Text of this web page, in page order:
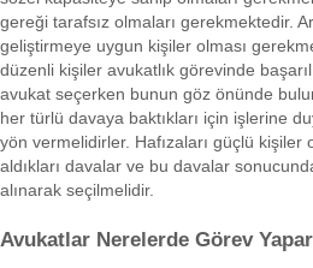
gereği tarafsız olmaları gerekmektedir.
geliştirmeye uygun kişiler olması
düzenli kişiler avukatlık görevinde
avukat seçerken bunun göz önünde
her türlü davaya baktıkları için işlerine
yön vermelidirler. Hafızaları güçlü kişiler
aldıkları davalar ve bu davalar
alınarak seçilmelidir.
Avukatlar Nerelerde Görev